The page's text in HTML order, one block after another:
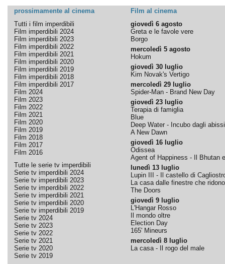
prossimamente al cinema
Film al cinema
Tutti i film imperdibili
Film imperdibili 2024
Film imperdibili 2023
Film imperdibili 2022
Film imperdibili 2021
Film imperdibili 2020
Film imperdibili 2019
Film imperdibili 2018
Film imperdibili 2017
Film 2024
Film 2023
Film 2022
Film 2021
Film 2020
Film 2019
Film 2018
Film 2017
Film 2016
Tutte le serie tv imperdibili
Serie tv imperdibili 2024
Serie tv imperdibili 2023
Serie tv imperdibili 2022
Serie tv imperdibili 2021
Serie tv imperdibili 2020
Serie tv imperdibili 2019
Serie tv 2024
Serie tv 2023
Serie tv 2022
Serie tv 2021
Serie tv 2020
Serie tv 2019
giovedì 6 agosto
Greta e le favole vere
Borgo
mercoledì 5 agosto
Hokum
giovedì 30 luglio
Kim Novak's Vertigo
mercoledì 29 luglio
Spider-Man - Brand New Day
giovedì 23 luglio
Terapia di famiglia
Blue
Deep Water - Incubo dagli abissi
A New Dawn
giovedì 16 luglio
Odissea
Agent of Happiness - Il Bhutan
lunedì 13 luglio
Lupin III - Il castello di
La casa dalle finestre che ridono
The Doors
giovedì 9 luglio
L'Hangar Rosso
Il mondo oltre
Election Day
165' Mineurs
mercoledì 8 luglio
La casa - Il rogo del male